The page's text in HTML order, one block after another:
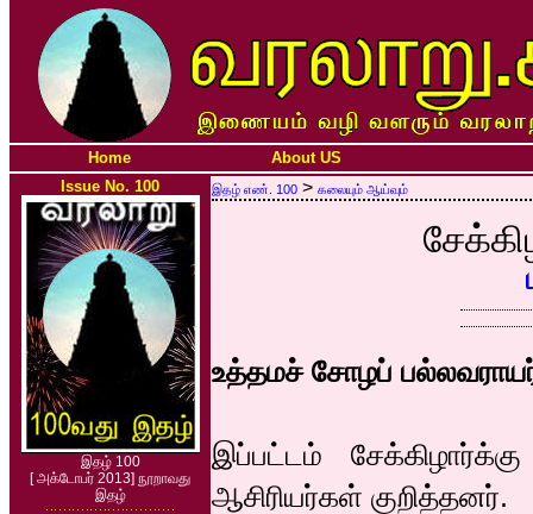
Home
About US
Issue No. 100
இதழ் 100
[ அக்டோபர் 2013] நூறாவது
இதழ்
இதழ் எண். 100 > கலையும் ஆய்வும்
உத்தமச் சோழப்
இப்பட்டம்
ஆசிரியர்கள் குறித்தனர்.